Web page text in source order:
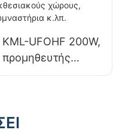
άλλες εφαρμογές
εσωτερικού
φωτισμού.
KML-UFOHF 200W,
προμηθευτής
φωτιστικών LED
φωτισμό σε